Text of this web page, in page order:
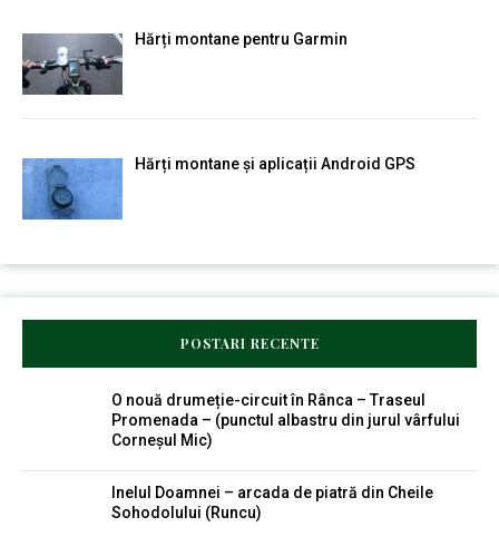
Hărți montane pentru Garmin
Hărți montane și aplicații Android GPS
POSTARI RECENTE
O nouă drumeție-circuit în Rânca – Traseul
Promenada – (punctul albastru din jurul vârfului
Corneșul Mic)
Inelul Doamnei – arcada de piatră din Cheile
Sohodolului (Runcu)